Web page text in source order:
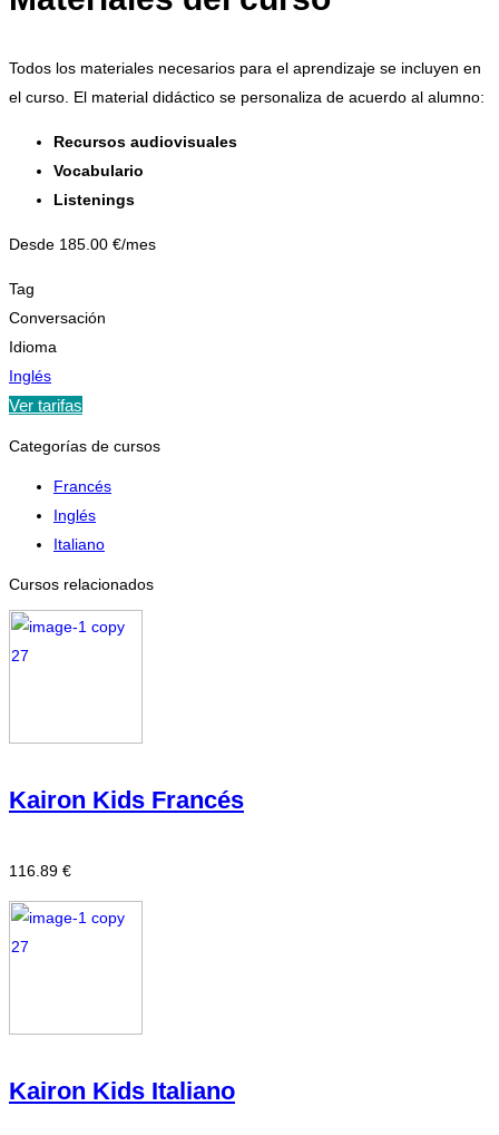
Todos los materiales necesarios para el aprendizaje se incluyen en
el curso. El material didáctico se personaliza de acuerdo al alumno:
Recursos audiovisuales
Vocabulario
Listenings
Desde 185.00 €/mes
Tag
Conversación
Idioma
Inglés
Ver tarifas
Categorías de cursos
Francés
Inglés
Italiano
Cursos relacionados
Kairon Kids Francés
116.89 €
Kairon Kids Italiano